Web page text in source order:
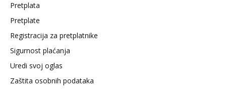
Pretplata
Pretplate
Registracija za pretplatnike
Sigurnost plaćanja
Uredi svoj oglas
Zaštita osobnih podataka